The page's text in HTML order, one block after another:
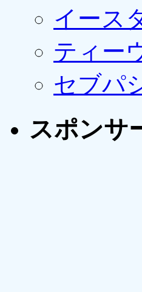
イース
ティー
セブパ
スポンサ